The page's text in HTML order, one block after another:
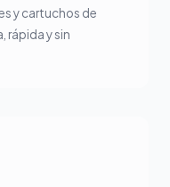
y cartuchos de
rápida y sin